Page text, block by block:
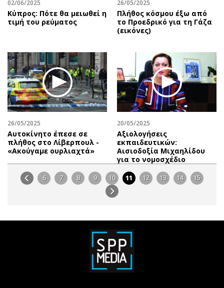
02/06/2025
Κύπρος: Πότε θα μειωθεί η
τιμή του ρεύματος
26/05/2025
Πλήθος κόσμου έξω από
το Προεδρικό για τη Γάζα
(εικόνες)
26/05/2025
Αυτοκίνητο έπεσε σε
πλήθος στο Λίβερπουλ -
«Ακούγαμε ουρλιαχτά»
20/05/2025
Αξιολογήσεις
εκπαιδευτικών:
Αισιοδοξία Μιχαηλίδου
για το νομοσχέδιο
6 7 8 9 10 11 12 13 14 15